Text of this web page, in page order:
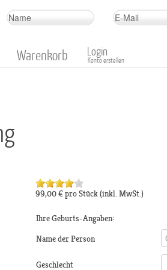
Warenkorb Login
Konto erstellen
99,00 €pro Stück(inkl. MwSt.)
Ihre Geburts-Angaben:
Name der Person
Geschlecht